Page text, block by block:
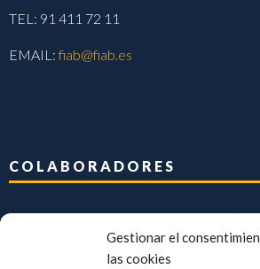
Gestionar el
las cookies
TEL: 91 411 72 11
EMAIL:fiab@fiab.es
COLABORADORES